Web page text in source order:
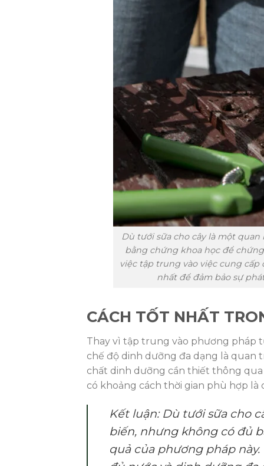
Dù tưới sữa cho cây là một
bằng chứng khoa học để
việc tập trung vào việc cung
nhất để đảm bảo sự
CÁCH TỐT NHẤT
Thay vì tập trung vào phương pháp
chế độ dinh dưỡng đa dạng là quan
chất dinh dưỡng cần thiết thông
có khoảng cách thời gian phù hợp là
Kết luận: Dù tưới sữa cho
biến, nhưng không có đủ
quả của phương pháp